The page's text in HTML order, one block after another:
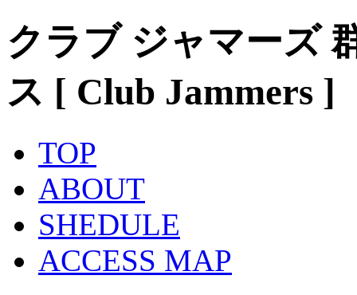
クラブ ジャマーズ
ス [ Club Jammers ]
TOP
ABOUT
SHEDULE
ACCESS MAP